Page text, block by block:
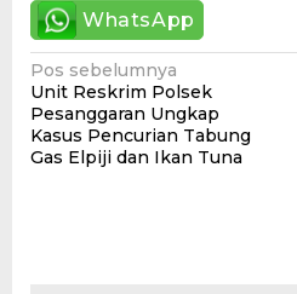
WhatsApp
Navigasi
pos
Pos sebelumnya
Unit Reskrim Polsek
Pesanggaran Ungkap
Kasus Pencurian Tabung
Gas Elpiji dan Ikan Tuna